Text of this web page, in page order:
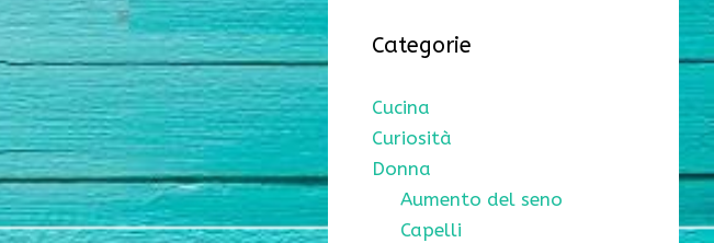
Categorie
Cucina
Curiosità
Donna
Aumento del seno
Capelli